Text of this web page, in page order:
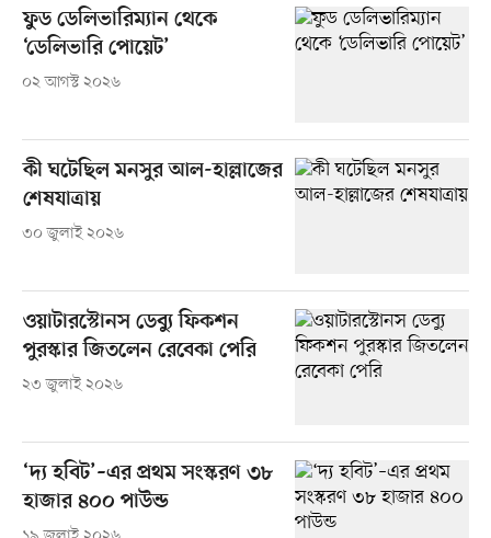
ফুড ডেলিভারিম্যান থেকে
‘ডেলিভারি পোয়েট’
০২ আগস্ট ২০২৬
কী ঘটেছিল মনসুর আল-হাল্লাজের
শেষযাত্রায়
৩০ জুলাই ২০২৬
ওয়াটারস্টোনস ডেব্যু ফিকশন
পুরস্কার জিতলেন রেবেকা পেরি
২৩ জুলাই ২০২৬
‘দ্য হবিট’–এর প্রথম সংস্করণ ৩৮
হাজার ৪০০ পাউন্ড